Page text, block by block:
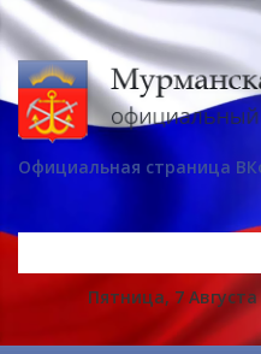
Официальная страница
Пятница, 7 Августа